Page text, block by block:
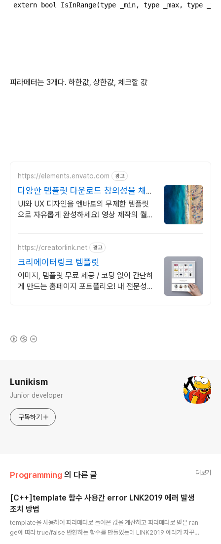
extern bool IsInRange(type _min, type _max, type
피라메터는 3개다. 하한값, 상한값, 체크할 값
https://elements.envato.com 광고
다양한 템플릿 다운로드 창의성을 채우
는 아카이브
UI와 UX 디자인을 엔바토의 무제한 템플릿
으로 자유롭게 완성하세요! 영상 제작의 퀄리
https://creatorlink.net 광고
크리에이터링크 템플릿
이미지, 템플릿 무료 제공 / 코딩 없이 간단하
게 만드는 홈페이지 포트폴리오! 내 전문성을
Lunikism
Junior developer
구독하기
Programming 의 다른 글 더보기
[C++]template 함수 사용간 error LNK2019 에러 발생
조치 방법
template을 사용하여 피라메터로 들어온 값을 계산하고 피라메터로 받은 ran
ge에 따라 true/false 반환하는 함수를 만들었는데 LINK2019 에러가 자꾸